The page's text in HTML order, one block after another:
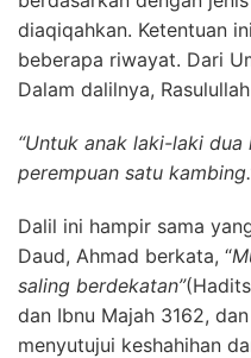
diaqiqahkan. Ketentuan
beberapa riwayat. Dari
Dalam dalilnya,
“Untuk anak laki-laki
perempuan satu
Dalil ini hampir sama
Daud, Ahmad berkata, “
saling berdekatan”
dan Ibnu Majah 3162,
menyutujui keshahihan